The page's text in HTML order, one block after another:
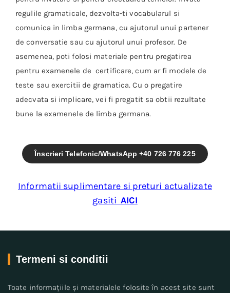
regulile gramaticale, dezvolta-ti vocabularul si
comunica in limba germana, cu ajutorul unui partener
de conversatie sau cu ajutorul unui profesor. De
asemenea, poti folosi materiale pentru pregatirea
pentru examenele de certificare, cum ar fi modele de
teste sau exercitii de gramatica. Cu o pregatire
adecvata si implicare, vei fi pregatit sa obtii rezultate
bune la examenele de limba germana.
Înscrieri Telefonic/WhatsApp +40 726 776 225
Informatii suplimentare si preturi actualizate
gasitiAICI
Termeni si conditii
Toate informațiile și materialele folosite în acest site sunt